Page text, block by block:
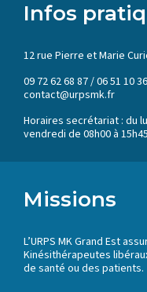
Infos
12 rue Pierre et Marie
09 72 62 68 87 / 06 51 10
contact@urpsmk.fr
Horaires secrétariat : du
vendredi de 08h00 à
Missions
L’URPS MK Grand Est
Kinésithérapeutes
de santé ou des patients.